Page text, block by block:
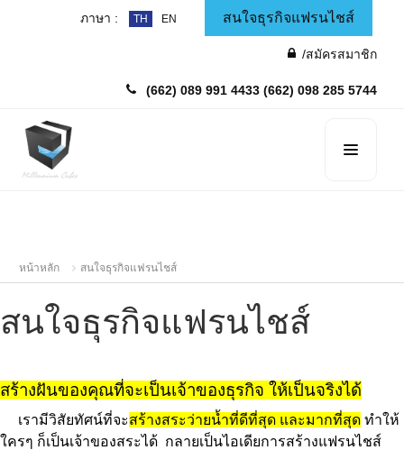
สนใจธุรกิจแฟรนไชส์
ภาษา : TH EN
/สมัครสมาชิก
(662) 089 991 4433 (662) 098 285 5744
หน้าหลัก สนใจธุรกิจแฟรนไชส์
สนใจธุรกิจแฟรนไชส์
สร้างฝันของคุณที่จะเป็นเจ้าของธุรกิจ ให้เป็นจริงได้
เรามีวิสัยทัศน์ที่จะสร้างสระว่ายน้ำที่ดีที่สุด และมากที่สุด ทำให้
ใครๆ ก็เป็นเจ้าของสระได้ กลายเป็นไอเดียการสร้างแฟรนไชส์